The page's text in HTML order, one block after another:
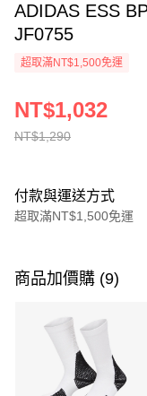
ADIDAS ESS
JF0755
超取滿NT$1,500免運
NT$1,290
NT$1,032
付款與運送方式
超取滿NT$1,500免運
信用卡一次付款
3 期 0 利率 每期
合作金庫商業銀行
華南商業銀行
商品加價購 (9)